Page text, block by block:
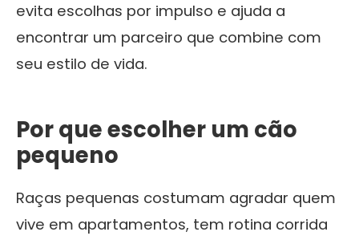
evita escolhas por impulso e ajuda a
encontrar um parceiro que combine com
seu estilo de vida.
Por que escolher um cão
pequeno
Raças pequenas costumam agradar quem
vive em apartamentos, tem rotina corrida